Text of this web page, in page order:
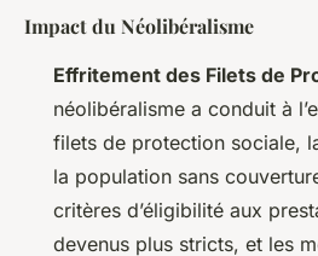
Impact du Néolibéralisme
Effritement des Filets de
néolibéralisme a conduit à
filets de protection sociale,
la population sans
critères d’éligibilité aux
devenus plus stricts, et les